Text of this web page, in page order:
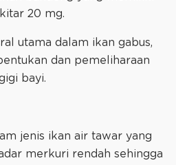
20 mg.
utama dalam ikan gabus,
dan pemeliharaan
bayi.
jenis ikan air tawar yang
merkuri rendah sehingga